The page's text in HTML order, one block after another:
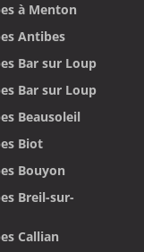
à Menton
Antibes
Bar sur Loup
Bar sur Loup
Beausoleil
Biot
Bouyon
Breil-sur-
Callian